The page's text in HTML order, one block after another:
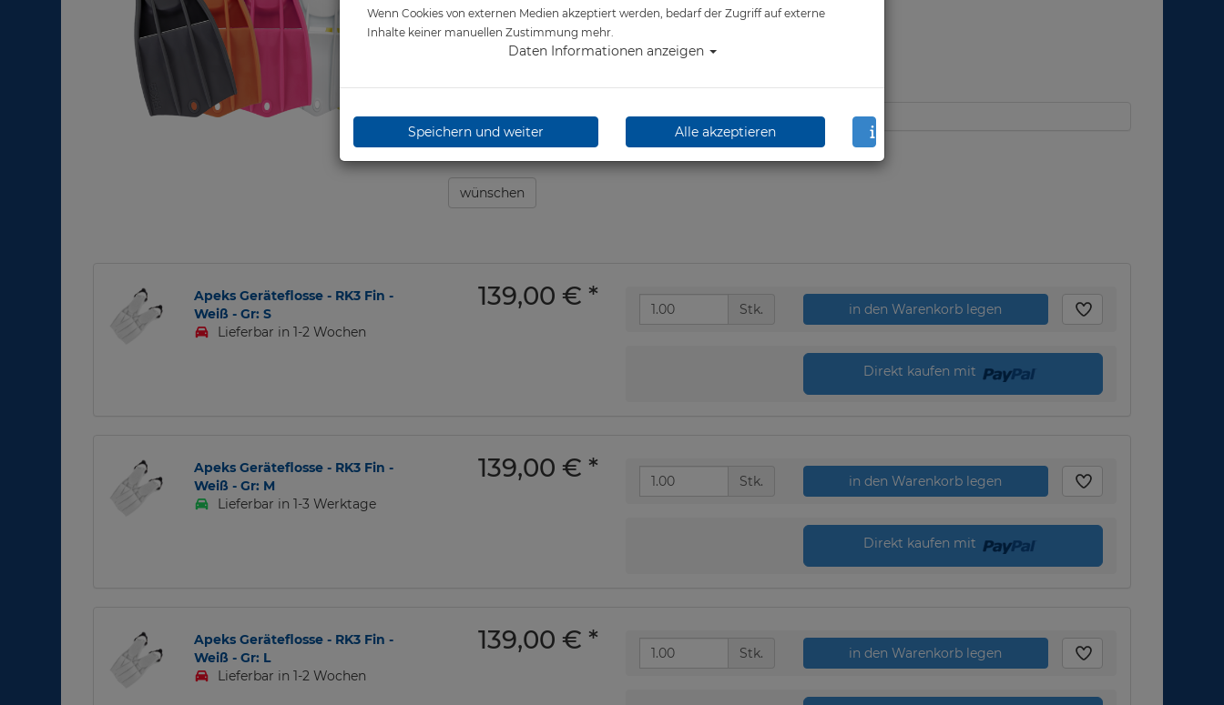
ab 139,00 €*
wünschen
Apeks Geräteflosse - RK3 Fin -
Weiß - Gr: S
Lieferbar in 1-2 Wochen
139,00 € * Stk. in den Warenkorb legen
Direkt kaufen mit
Apeks Geräteflosse - RK3 Fin -
Weiß - Gr: M
Lieferbar in 1-3 Werktage
139,00 € * Stk. in den Warenkorb legen
Direkt kaufen mit
Apeks Geräteflosse - RK3 Fin -
Weiß - Gr: L
Lieferbar in 1-2 Wochen
139,00 € * Stk. in den Warenkorb legen
Wenn Cookies von externen Medien akzeptiert werden, bedarf der Zugriff auf externe
Inhalte keiner manuellen Zustimmung mehr.
Daten Informationen anzeigen
Speichern und weiter Alle akzeptieren